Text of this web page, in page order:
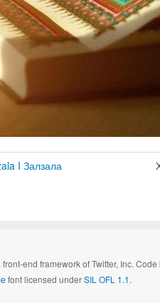
I Залзала
front-end framework of Twitter, Inc.
font licensed underSIL OFL 1.1.